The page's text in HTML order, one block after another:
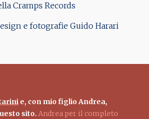
Cramps Records
e fotografie Guido Harari
e, con mio figlio Andrea,
sito. Andrea per il completo